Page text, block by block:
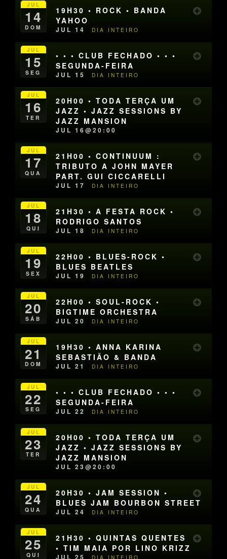
JUL
14
DOM
19H30 • ROCK • BANDA
YAHOO
JUL 14 DIA INTEIRO
JUL
15
SEG
• • • CLUB FECHADO • • •
SEGUNDA-FEIRA
JUL 15 DIA INTEIRO
JUL
16
TER
20H00 • TODA TERÇA UM
JAZZ • JAZZ SESSIONS BY
JAZZ MANSION
JUL 16@20:00
JUL
17
QUA
21H00 • CONTINUUM :
TRIBUTO A JOHN MAYER
PART. GUI CICCARELLI
JUL 17 DIA INTEIRO
JUL
18
QUI
21H30 • A FESTA ROCK •
RODRIGO SANTOS
JUL 18 DIA INTEIRO
JUL
19
SEX
22H00 • BLUES-ROCK •
BLUES BEATLES
JUL 19 DIA INTEIRO
JUL
20
SÁB
22H00 • SOUL-ROCK •
BIGTIME ORCHESTRA
JUL 20 DIA INTEIRO
JUL
21
DOM
19H30 • ANNA KARINA
SEBASTIÃO & BANDA
JUL 21 DIA INTEIRO
JUL
22
SEG
• • • CLUB FECHADO • • •
SEGUNDA-FEIRA
JUL 22 DIA INTEIRO
JUL
23
TER
20H00 • TODA TERÇA UM
JAZZ • JAZZ SESSIONS BY
JAZZ MANSION
JUL 23@20:00
JUL
24
QUA
20H30 • JAM SESSION •
BLUES JAM BOURBON STREET
JUL 24 DIA INTEIRO
JUL
25
QUI
21H30 • QUINTAS QUENTES
• TIM MAIA POR LINO KRIZZ
JUL 25 DIA INTEIRO